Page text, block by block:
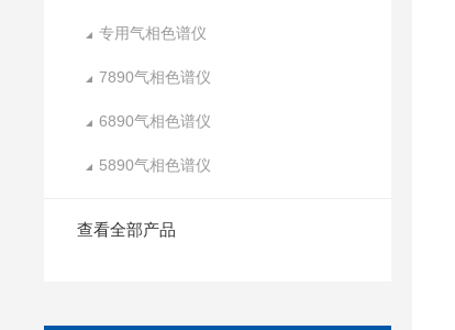
专用气相色谱仪
7890气相色谱仪
6890气相色谱仪
5890气相色谱仪
查看全部产品